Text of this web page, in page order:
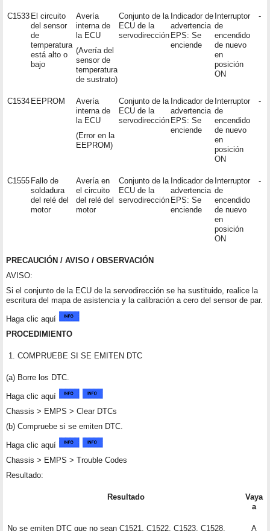
C1533 El circuito
del sensor
de
temperatura
está alto o
bajo
Avería
interna de
la ECU
(Avería del
sensor de
temperatura
de sustrato)
Conjunto de la
ECU de la
servodirección
Indicador de
advertencia
EPS: Se
enciende
Interruptor
de
encendido
de nuevo
en
posición
ON
-
C1534 EEPROM
Avería
interna de
la ECU
(Error en la
EEPROM)
Conjunto de la
ECU de la
servodirección
Indicador de
advertencia
EPS: Se
enciende
Interruptor
de
encendido
de nuevo
en
posición
ON
-
C1555 Fallo de
soldadura
del relé del
motor
Avería en
el circuito
del relé del
motor
Conjunto de la
ECU de la
servodirección
Indicador de
advertencia
EPS: Se
enciende
Interruptor
de
encendido
de nuevo
en
posición
ON
-
PRECAUCIÓN / AVISO / OBSERVACIÓN
AVISO:
Si el conjunto de la ECU de la servodirección se ha sustituido, realice la
escritura del mapa de asistencia y la calibración a cero del sensor de par.
Haga clic aquí
PROCEDIMIENTO
1. COMPRUEBE SI SE EMITEN DTC
(a) Borre los DTC.
Haga clic aquí
Chassis > EMPS > Clear DTCs
(b) Compruebe si se emiten DTC.
Haga clic aquí
Chassis > EMPS > Trouble Codes
Resultado:
Resultado
Vaya
a
No se emiten DTC que no sean C1521, C1522, C1523, C1528, A